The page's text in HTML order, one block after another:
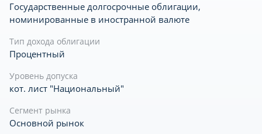
Государственные долгосрочные облигации,
номинированные в иностранной валюте
Тип дохода облигации
Процентный
Уровень допуска
кот. лист "Национальный"
Сегмент рынка
Основной рынок